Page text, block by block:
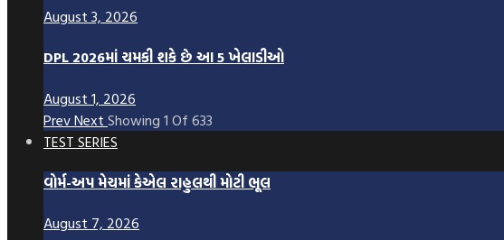
August 3, 2026
DPL 2026માં ચમકી શકે છે આ 5 ખેલાડીઓ
August 1, 2026
PrevNext Showing 1 Of 633
TEST SERIES
વોર્મ-અપ મેચમાં કેએલ રાહુલથી મોટી ભૂલ
August 7, 2026